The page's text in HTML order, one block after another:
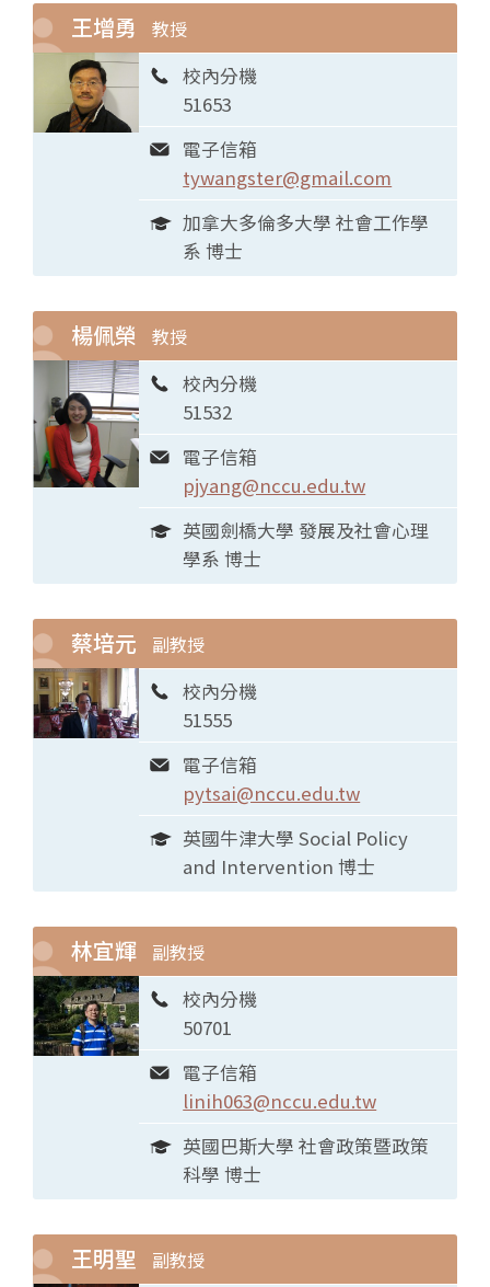
王增勇 教授
校內分機
51653
電子信箱
tywangster@gmail.com
加拿大多倫多大學 社會工作學
系 博士
楊佩榮 教授
校內分機
51532
電子信箱
pjyang@nccu.edu.tw
英國劍橋大學 發展及社會心理
學系 博士
蔡培元 副教授
校內分機
51555
電子信箱
pytsai@nccu.edu.tw
英國牛津大學 Social Policy
and Intervention 博士
林宜輝 副教授
校內分機
50701
電子信箱
linih063@nccu.edu.tw
英國巴斯大學 社會政策暨政策
科學 博士
王明聖 副教授